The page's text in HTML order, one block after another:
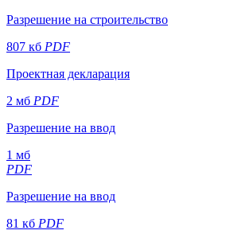
Разрешение на строительство
807 кб PDF
Проектная декларация
2 мб PDF
Разрешение на ввод
1 мб
PDF
Разрешение на ввод
81 кб PDF